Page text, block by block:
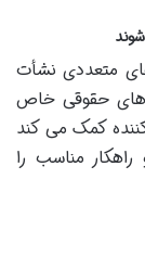
متعددی نشأت
حقوقی خاص
کمک می کند
مناسب را